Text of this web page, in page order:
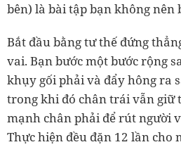
bên) là bài tập bạn không nên
Bắt đầu bằng tư thế đứng
vai. Bạn bước một bước rộng
khụy gối phải và đẩy hông ra
trong khi đó chân trái vẫn giữ
mạnh chân phải để rút người
Thực hiện đều đặn 12 lần cho